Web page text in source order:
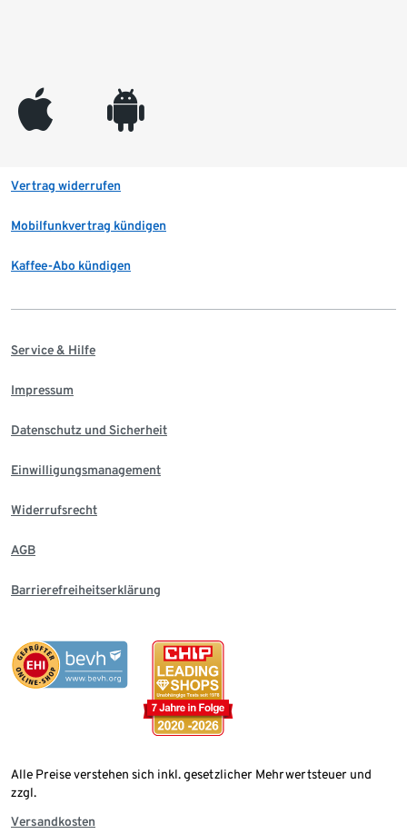
appleinc android
Vertrag widerrufen
Mobilfunkvertrag kündigen
Kaffee-Abo kündigen
Service & Hilfe
Impressum
Datenschutz und Sicherheit
Einwilligungsmanagement
Widerrufsrecht
AGB
Barrierefreiheitserklärung
Alle Preise verstehen sich inkl. gesetzlicher Mehrwertsteuer und
zzgl.
Versandkosten